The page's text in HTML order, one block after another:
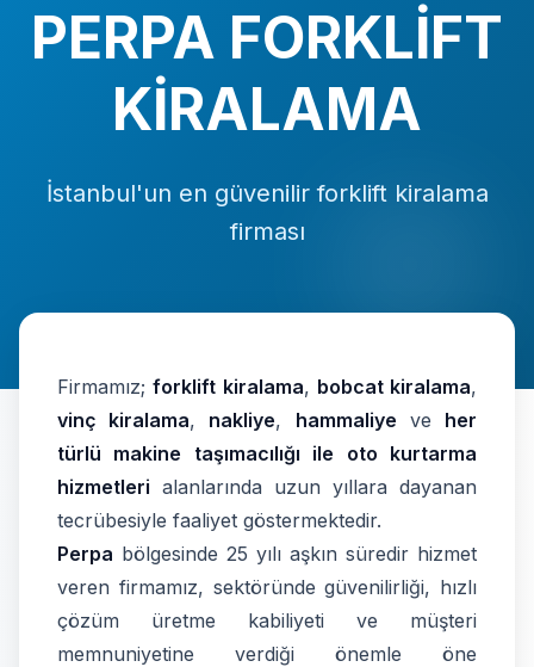
Transpalet Kiralama
Mini Yükleyici Bobcat Kiralama
JCB Kiralama
Kurumsal
7/24 Destek Hattı
Ücretsiz Teklif Al
PERPA FORKLİFT
KİRALAMA
İstanbul'un en güvenilir forklift kiralama
firması
Firmamız;forklift kiralama, bobcat kiralama,
vinç kiralama, nakliye, hammaliye ve her
türlü makine taşımacılığı ile oto kurtarma
hizmetleri alanlarında uzun yıllara dayanan
tecrübesiyle faaliyet göstermektedir.
Perpa bölgesinde 25 yılı aşkın süredir hizmet
veren firmamız, sektöründe güvenilirliği, hızlı
çözüm üretme kabiliyeti ve müşteri
memnuniyetine verdiği önemle öne